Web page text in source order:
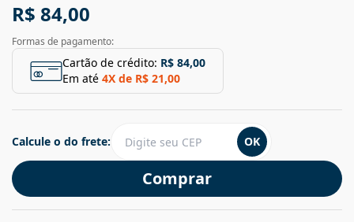
R$ 84,00
Formas de pagamento:
Cartão de crédito: R$ 84,00
Em até 4X de R$ 21,00
Comprar
Calcule o do frete: OK